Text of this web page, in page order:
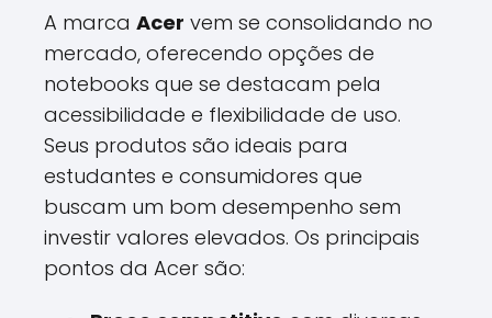
A marca Acer vem se consolidando no
mercado, oferecendo opções de
notebooks que se destacam pela
acessibilidade e flexibilidade de uso.
Seus produtos são ideais para
estudantes e consumidores que
buscam um bom desempenho sem
investir valores elevados. Os principais
pontos da Acer são: